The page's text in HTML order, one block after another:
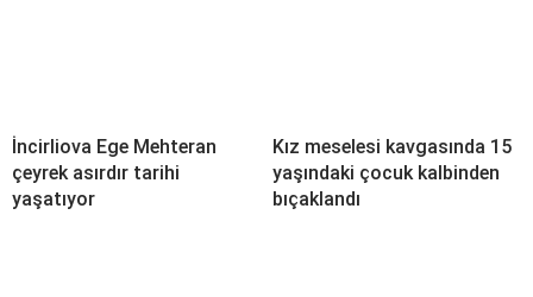
İncirliova Ege Mehteran
çeyrek asırdır tarihi
yaşatıyor
Kız meselesi kavgasında 15
yaşındaki çocuk kalbinden
bıçaklandı